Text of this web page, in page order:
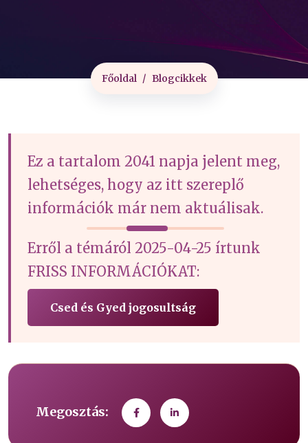
Főoldal Blogcikkek
Ez a tartalom 2041 napja jelent meg,
lehetséges, hogy az itt szereplő
információk már nem aktuálisak.
Erről a témáról 2025-04-25 írtunk
FRISS INFORMÁCIÓKAT:
Csed és Gyed jogosultság
Megosztás: